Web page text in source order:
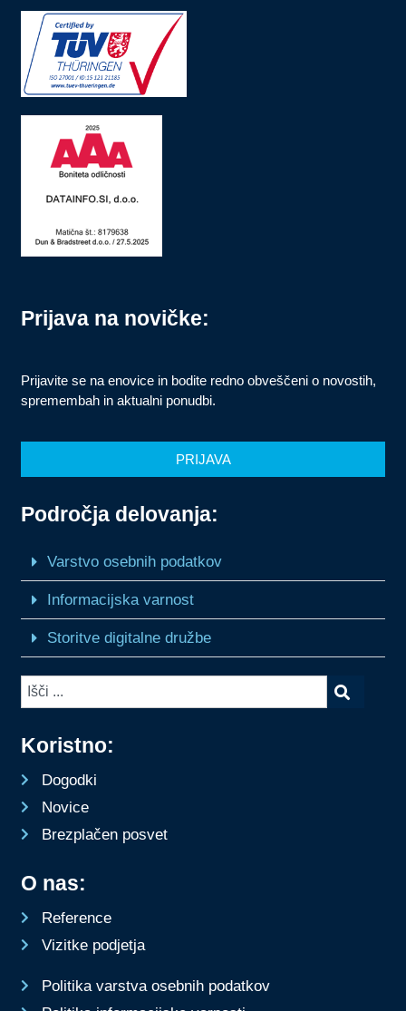
O nas:
Reference
Vizitke podjetja
Politika varstva osebnih podatkov
Koristno:
Dogodki
Novice
Brezplačen posvet
Področja delovanja:
Varstvo osebnih podatkov
Informacijska varnost
Storitve digitalne družbe
Prijava na novičke:
Prijavite se na enovice in bodite redno obveščeni o novostih,
spremembah in aktualni ponudbi.
PRIJAVA